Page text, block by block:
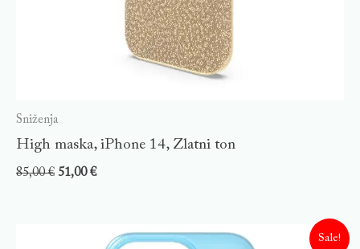
Sniženja
High maska, iPhone 14, Zlatni ton
85,00€ 51,00€
Sale!